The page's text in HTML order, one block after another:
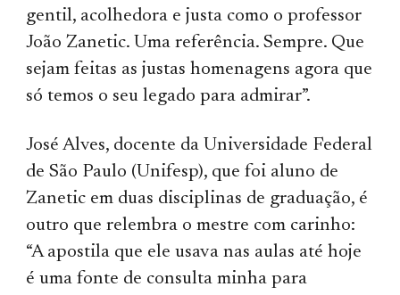
gentil, acolhedora e justa como oprofessor
João Zanetic. Uma referência. Sempre. Que
sejam feitas as justas homenagens agora que
só temos o seu legado para admirar”.
José Alves, docente da Universidade Federal
de São Paulo (Unifesp), que foi aluno de
Zanetic em duas disciplinas de graduação, é
outro que relembra o mestre com carinho:
“A apostila que ele usava nas aulas até hoje
é uma fonte de consulta minha para